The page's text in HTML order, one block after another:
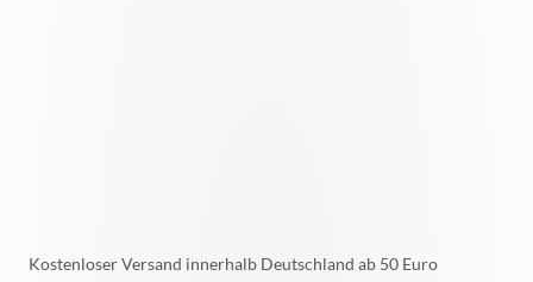
Kostenloser Versand innerhalb Deutschland ab 50 Euro